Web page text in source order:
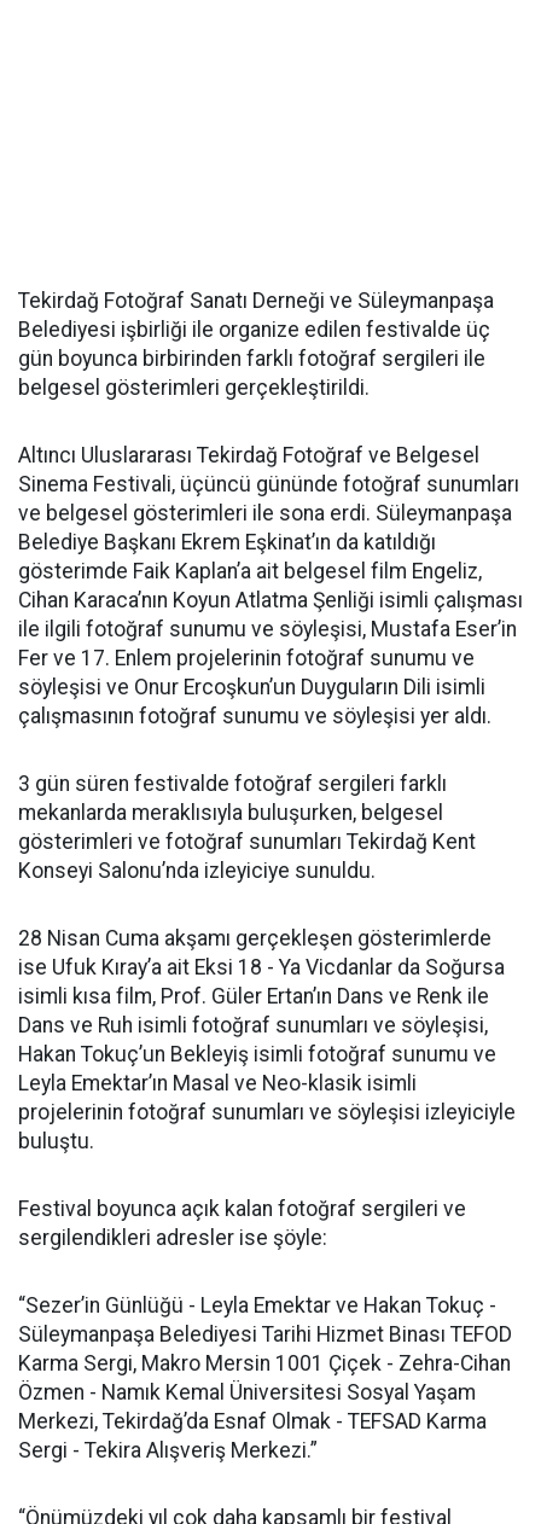
Tekirdağ Fotoğraf Sanatı Derneği ve Süleymanpaşa
Belediyesi işbirliği ile organize edilen festivalde üç
gün boyunca birbirinden farklı fotoğraf sergileri ile
belgesel gösterimleri gerçekleştirildi.
Altıncı Uluslararası Tekirdağ Fotoğraf ve Belgesel
Sinema Festivali, üçüncü gününde fotoğraf sunumları
ve belgesel gösterimleri ile sona erdi. Süleymanpaşa
Belediye Başkanı Ekrem Eşkinat’ın da katıldığı
gösterimde Faik Kaplan’a ait belgesel film Engeliz,
Cihan Karaca’nın Koyun Atlatma Şenliği isimli çalışması
ile ilgili fotoğraf sunumu ve söyleşisi, Mustafa Eser’in
Fer ve 17. Enlem projelerinin fotoğraf sunumu ve
söyleşisi ve Onur Ercoşkun’un Duyguların Dili isimli
çalışmasının fotoğraf sunumu ve söyleşisi yer aldı.
3 gün süren festivalde fotoğraf sergileri farklı
mekanlarda meraklısıyla buluşurken, belgesel
gösterimleri ve fotoğraf sunumları Tekirdağ Kent
Konseyi Salonu’nda izleyiciye sunuldu.
28 Nisan Cuma akşamı gerçekleşen gösterimlerde
ise Ufuk Kıray’a ait Eksi 18 - Ya Vicdanlar da Soğursa
isimli kısa film, Prof. Güler Ertan’ın Dans ve Renk ile
Dans ve Ruh isimli fotoğraf sunumları ve söyleşisi,
Hakan Tokuç’un Bekleyiş isimli fotoğraf sunumu ve
Leyla Emektar’ın Masal ve Neo-klasik isimli
projelerinin fotoğraf sunumları ve söyleşisi izleyiciyle
buluştu.
Festival boyunca açık kalan fotoğraf sergileri ve
sergilendikleri adresler ise şöyle:
“Sezer’in Günlüğü - Leyla Emektar ve Hakan Tokuç -
Süleymanpaşa Belediyesi Tarihi Hizmet Binası TEFOD
Karma Sergi, Makro Mersin 1001 Çiçek - Zehra-Cihan
Özmen - Namık Kemal Üniversitesi Sosyal Yaşam
Merkezi, Tekirdağ’da Esnaf Olmak - TEFSAD Karma
Sergi - Tekira Alışveriş Merkezi.”
“Önümüzdeki yıl çok daha kapsamlı bir festival